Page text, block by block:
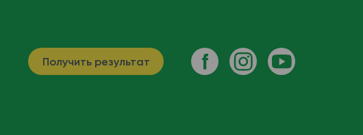
Получить результат